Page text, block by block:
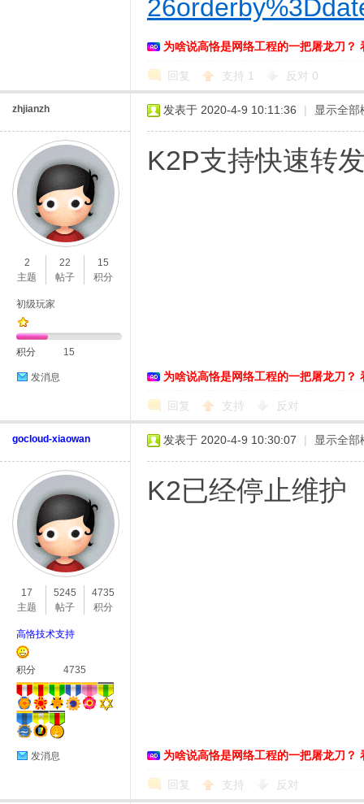
高
为啥说高恪是网络工程的一把屠龙刀？
回复 支持 1 反对 0
zhjianzh
2
主题
22
帖子
15
积分
初级玩家
积分 15
发消息
发表于 2020-4-9 10:11:36 | 显示全部
K2P支持快速转
为啥说高恪是网络工程的一把屠龙刀？
回复 支持 反对
gocloud-xiaowan
17
主题
5245
帖子
4735
积分
高恪技术支持
积分 4735
发消息
发表于 2020-4-9 10:30:07 | 显示全部
K2已经停止维护
为啥说高恪是网络工程的一把屠龙刀？
回复 支持 反对